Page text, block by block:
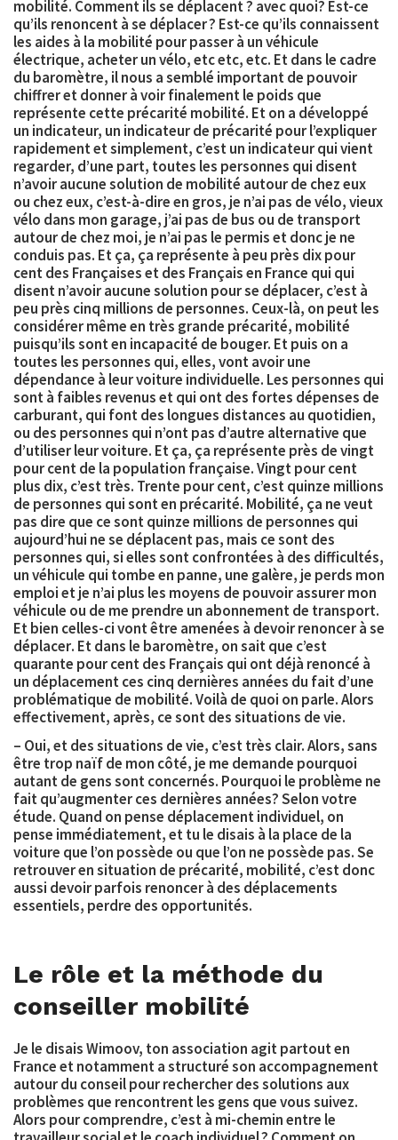
mobilité. Comment ils se déplacent ? avec quoi? Est-ce
qu’ils renoncent à se déplacer ? Est-ce qu’ils connaissent
les aides à la mobilité pour passer à un véhicule
électrique, acheter un vélo, etc etc, etc. Et dans le cadre
du baromètre, il nous a semblé important de pouvoir
chiffrer et donner à voir finalement le poids que
représente cette précarité mobilité. Et on a développé
un indicateur, un indicateur de précarité pour l’expliquer
rapidement et simplement, c’est un indicateur qui vient
regarder, d’une part, toutes les personnes qui disent
n’avoiraucune solution de mobilité autour de chez eux
ou chez eux, c’est-à-dire en gros, je n’ai pas de vélo, vieux
vélo dans mon garage, j’ai pas de bus ou de transport
autour de chez moi, je n’ai pas le permis et donc je ne
conduis pas. Et ça, ça représente à peu près dix pour
cent des Françaises et des Françaisen France qui qui
disent n’avoir aucune solution pour se déplacer, c’est à
peu près cinq millions de personnes. Ceux-là, on peut les
considérer même en très grande précarité, mobilité
puisqu’ils sont en incapacité de bouger. Et puis on a
toutes les personnes qui, elles, vont avoir une
dépendance à leur voiture individuelle. Les personnes qui
sont à faibles revenus et qui ont des fortes dépenses de
carburant, qui font des longues distances au quotidien,
ou des personnes qui n’ont pas d’autre alternative que
d’utiliser leur voiture. Et ça, ça représente près devingt
pour cent de la population française. Vingt pour cent
plus dix, c’est très. Trente pour cent, c’est quinze millions
de personnes qui sont en précarité. Mobilité, ça ne veut
pas dire que ce sont quinze millions de personnes qui
aujourd’hui ne se déplacent pas, mais ce sont des
personnes qui, si elles sont confrontées à des difficultés,
un véhicule qui tombe en panne, une galère, je perds mon
emploi et je n’ai plus les moyens de pouvoir assurer mon
véhicule ou de me prendre un abonnement de transport.
Et bien celles-ci vont être amenées à devoirrenoncer à se
déplacer. Et dans le baromètre, on sait que c’est
quarante pour cent des Français qui ont déjà renoncé à
un déplacement ces cinq dernières années du fait d’une
problématique de mobilité. Voilà de quoi on parle. Alors
effectivement, après, ce sont des situations de vie.
– Oui, et des situations de vie, c’est très clair. Alors, sans
être trop naïf de mon côté, je me demande pourquoi
autant de gens sont concernés. Pourquoi le problème ne
fait qu’augmenter ces dernières années? Selon votre
étude. Quand on pense déplacement individuel, on
pense immédiatement, et tu le disais à la place de la
voiture que l’on possède ou que l’on ne possède pas. Se
retrouver en situation de précarité, mobilité, c’est donc
aussi devoir parfois renoncer à des déplacements
essentiels, perdre des opportunités.
Le rôle et la méthode du
conseiller mobilité
Je le disais Wimoov, ton association agit partout en
France et notamment a structuré son accompagnement
autour du conseil pour rechercher des solutions aux
problèmes que rencontrent les gens que vous suivez.
Alors pour comprendre, c’est à mi-chemin entre le